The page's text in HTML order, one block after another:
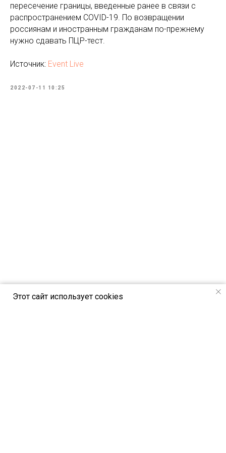
пересечение границы, введенные ранее в связи с
распространением COVID-19. По возвращении
россиянам и иностранным гражданам по-прежнему
нужно сдавать ПЦР-тест.
Источник: Event Live
2022-07-11 10:25
Этот сайт использует cookies